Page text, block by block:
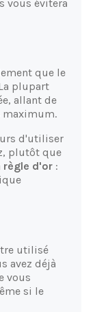
vous évitera
que le
plupart
allant de
maximum.
d'utiliser
plutôt que
règle d'or :
utilisé
avez déjà
vous
si le